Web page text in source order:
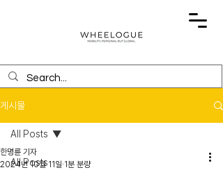
게시물
All Posts
All Posts
한명륜 기자
2024년 10월 11일 1분 분량